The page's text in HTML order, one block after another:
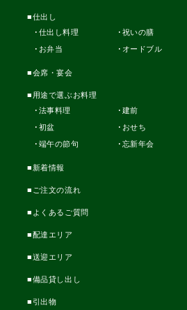
仕出し
仕出し料理
祝いの膳
お弁当
オードブル
会席・宴会
用途で選ぶお料理
法事料理
建前
初盆
おせち
端午の節句
忘新年会
新着情報
ご注文の流れ
よくあるご質問
配達エリア
送迎エリア
備品貸し出し
引出物